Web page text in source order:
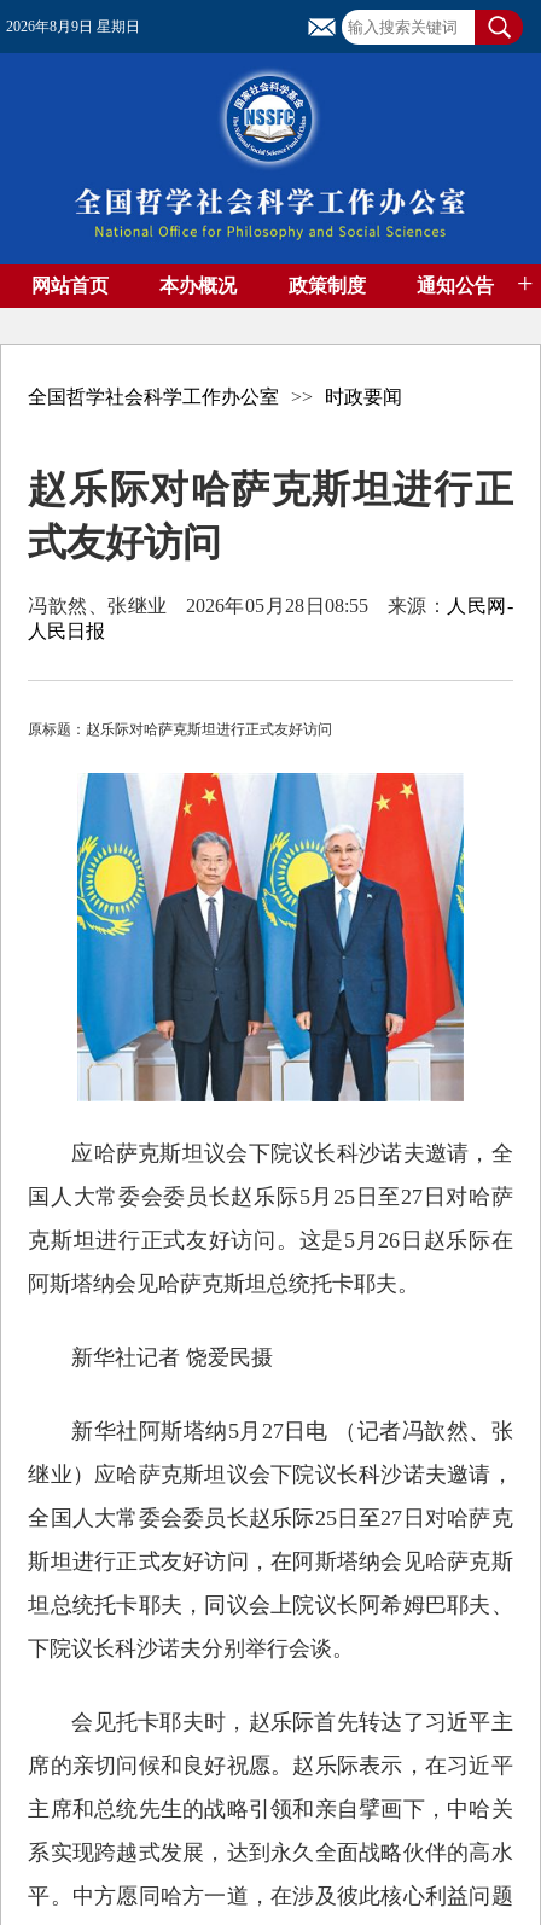
2026年8月9日 星期日
网站首页 本办概况 政策制度 通知公告 +
全国哲学社会科学工作办公室 >> 时政要闻
赵乐际对哈萨克斯坦进行正
式友好访问
冯歆然、张继业 2026年05月28日08:55 来源： 人民网-
人民日报
原标题：赵乐际对哈萨克斯坦进行正式友好访问
应哈萨克斯坦议会下院议长科沙诺夫邀请，全
国人大常委会委员长赵乐际5月25日至27日对哈萨
克斯坦进行正式友好访问。这是5月26日赵乐际在
阿斯塔纳会见哈萨克斯坦总统托卡耶夫。
新华社记者 饶爱民摄
新华社阿斯塔纳5月27日电 （记者冯歆然、张
继业）应哈萨克斯坦议会下院议长科沙诺夫邀请，
全国人大常委会委员长赵乐际25日至27日对哈萨克
斯坦进行正式友好访问，在阿斯塔纳会见哈萨克斯
坦总统托卡耶夫，同议会上院议长阿希姆巴耶夫、
下院议长科沙诺夫分别举行会谈。
会见托卡耶夫时，赵乐际首先转达了习近平主
席的亲切问候和良好祝愿。赵乐际表示，在习近平
主席和总统先生的战略引领和亲自擘画下，中哈关
系实现跨越式发展，达到永久全面战略伙伴的高水
平。中方愿同哈方一道，在涉及彼此核心利益问题